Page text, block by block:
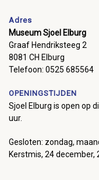
Adres
Museum Sjoel Elburg
Graaf Hendriksteeg 2
8081 CH Elburg
Telefoon: 0525 685564
OPENINGSTIJDEN
Sjoel Elburg is open op
uur.
Gesloten: zondag,
Kerstmis, 24 december,